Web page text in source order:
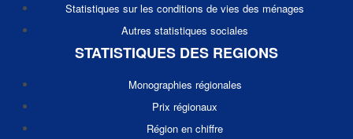
Statistiques sur les conditions de vies des ménages
Autres statistiques sociales
STATISTIQUES DES REGIONS
Monographies régionales
Prix régionaux
Région en chiffre